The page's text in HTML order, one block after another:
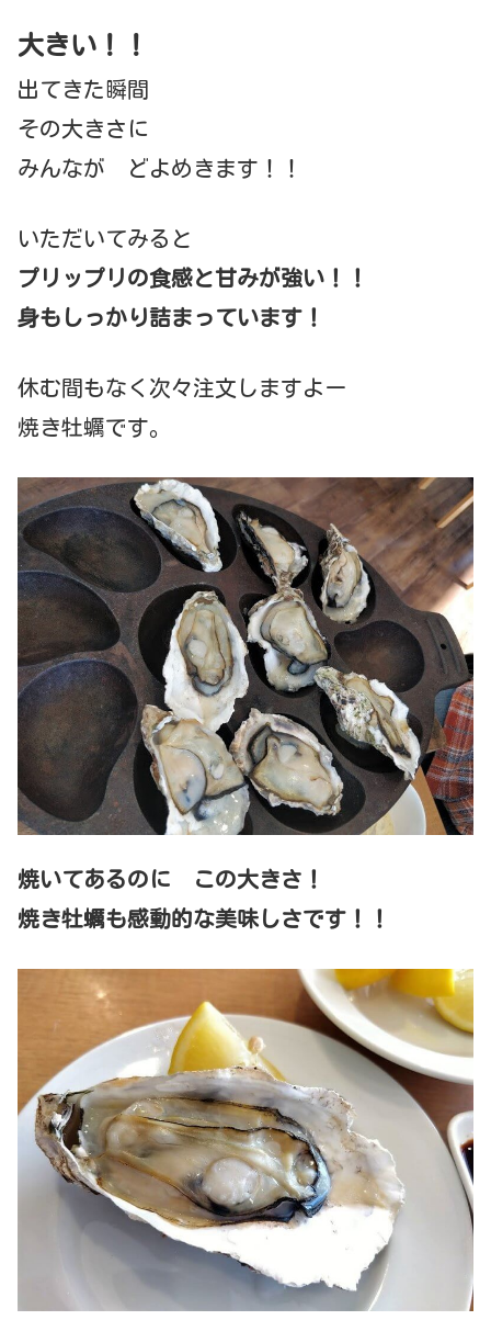
大きい！！
出てきた瞬間
その大きさに
みんなが どよめきます！！
いただいてみると
プリップリの食感と甘みが強い！！
身もしっかり詰まっています！
休む間もなく次々注文しますよー
焼き牡蠣です。
焼いてあるのに この大きさ！
焼き牡蠣も感動的な美味しさです！！